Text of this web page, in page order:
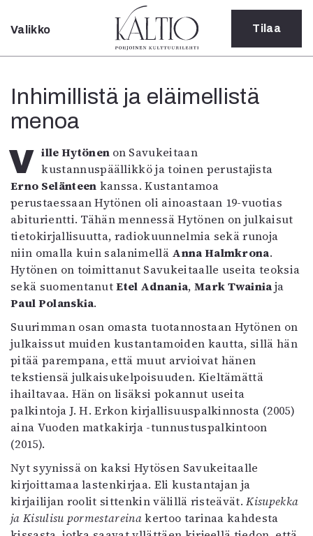
Sulje
Verkkoartikkeli
Tanssi
Sarjakuva
Sámegillii
Pääkirjoitus
Paperilehdestä
Oulu2026
Näyttelyt
Musiikki
Levyt
In English
Esitystaide
Arkisto
Lehdet
4/2026
1/2026
6/2025
5/2025 saame
5/2025
Lehtiarkisto
Valikko Tilaa
Inhimillistä ja eläimellistä
menoa
Ville Hytönen on Savukeitaan
kustannuspäällikkö ja toinen perustajista
Erno Selänteen kanssa. Kustantamoa
perustaessaan Hytönen oli ainoastaan 19-vuotias
abiturientti. Tähän mennessä Hytönen on julkaisut
tietokirjallisuutta, radiokuunnelmia sekä runoja
niin omalla kuin salanimellä Anna Halmkrona.
Hytönen on toimittanut Savukeitaalle useita teoksia
sekä suomentanutEtel Adnania, Mark Twainiaja
Paul Polanskia.
Suurimman osan omasta tuotannostaan Hytönen on
julkaissut muiden kustantamoiden kautta, sillä hän
pitää parempana, että muut arvioivat hänen
tekstiensä julkaisukelpoisuuden. Kieltämättä
ihailtavaa. Hän on lisäksi pokannut useita
palkintoja J. H. Erkon kirjallisuuspalkinnosta (2005)
aina Vuoden matkakirja -tunnustuspalkintoon
(2015).
Nyt syynissä on kaksi Hytösen Savukeitaalle
kirjoittamaa lastenkirjaa. Eli kustantajan ja
kirjailijan roolit sittenkin välillä risteävät.Kisupekka
ja Kisulisu pormestareinakertoo tarinaa kahdesta